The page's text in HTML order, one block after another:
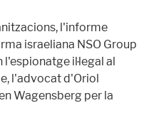
l'informe
israeliana NSO Group
il·legal al
l'advocat d'Oriol
Wagensberg per la